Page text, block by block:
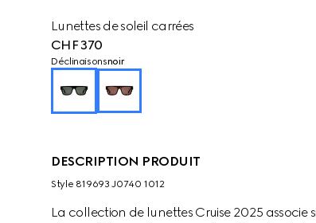
Lunettes de soleil carrées
CHF 370
Déclinaisonsnoir
DESCRIPTION PRODUIT
Style ‎819693 J0740 1012
La collection de lunettes Cruise 2025 associe